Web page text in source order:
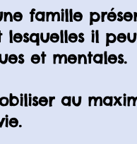
famille
il
et mentales.
au